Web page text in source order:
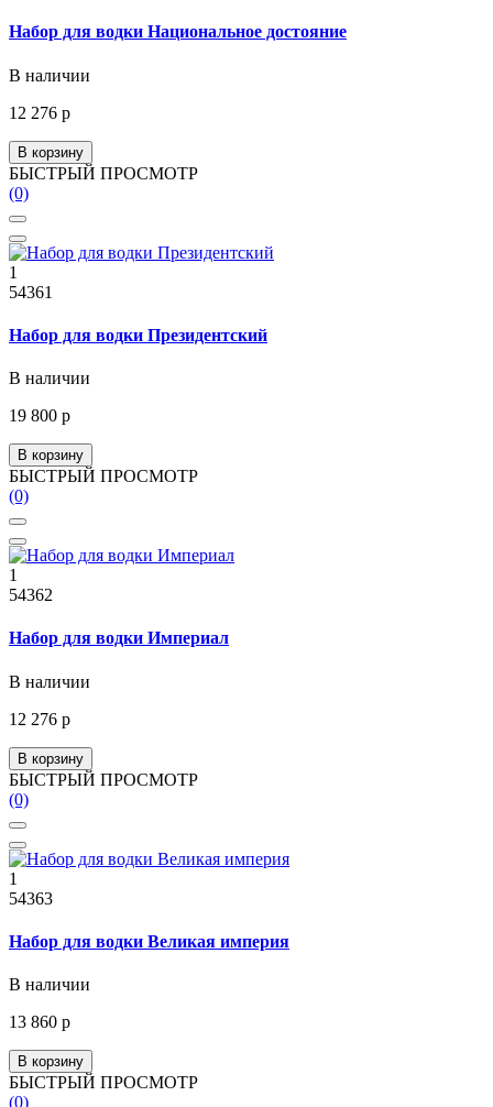
Набор для водки Национальное достояние
В наличии
12 276 р
В корзину
БЫСТРЫЙ ПРОСМОТР
(0)
1
54361
Набор для водки Президентский
В наличии
19 800 р
В корзину
БЫСТРЫЙ ПРОСМОТР
(0)
1
54362
Набор для водки Империал
В наличии
12 276 р
В корзину
БЫСТРЫЙ ПРОСМОТР
(0)
1
54363
Набор для водки Великая империя
В наличии
13 860 р
В корзину
БЫСТРЫЙ ПРОСМОТР
(0)